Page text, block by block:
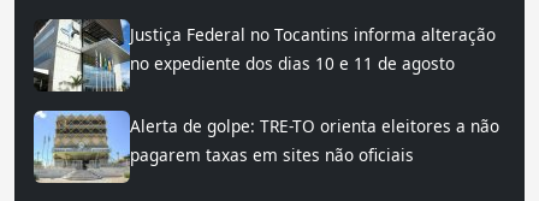
Justiça Federal no Tocantins informa alteração
no expediente dos dias 10 e 11 de agosto
Alerta de golpe: TRE-TO orienta eleitores a não
pagarem taxas em sites não oficiais